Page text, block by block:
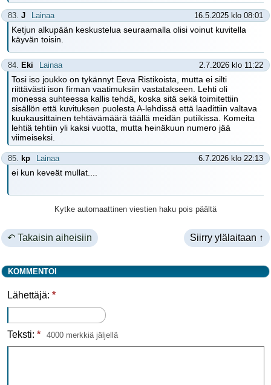
83. J Lainaa 16.5.2025 klo 08:01
Ketjun alkupään keskustelua seuraamalla olisi voinut kuvitella
käyvän toisin.
84. Eki Lainaa 2.7.2026 klo 11:22
Tosi iso joukko on tykännyt Eeva Ristikoista, mutta ei silti
riittävästi ison firman vaatimuksiin vastatakseen. Lehti oli
monessa suhteessa kallis tehdä, koska sitä sekä toimitettiin
sisällön että kuvituksen puolesta A-lehdissä että laadittiin valtava
kuukausittainen tehtävämäärä täällä meidän putiikissa. Komeita
lehtiä tehtiin yli kaksi vuotta, mutta heinäkuun numero jää
viimeiseksi.
85. kp Lainaa 6.7.2026 klo 22:13
ei kun keveät mullat....
Kytke automaattinen viestien haku pois päältä
↶ Takaisin aiheisiin Siirry ylälaitaan ↑
KOMMENTOI
Lähettäjä: *
Teksti: * 4000 merkkiä jäljellä